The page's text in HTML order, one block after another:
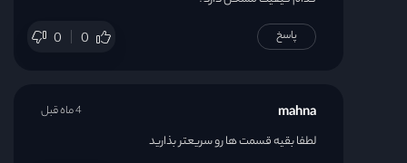
0 0 پاسخ
mahna
لطفا بقیه قسمت ها رو سریعتر بذارید
4 ماه قبل